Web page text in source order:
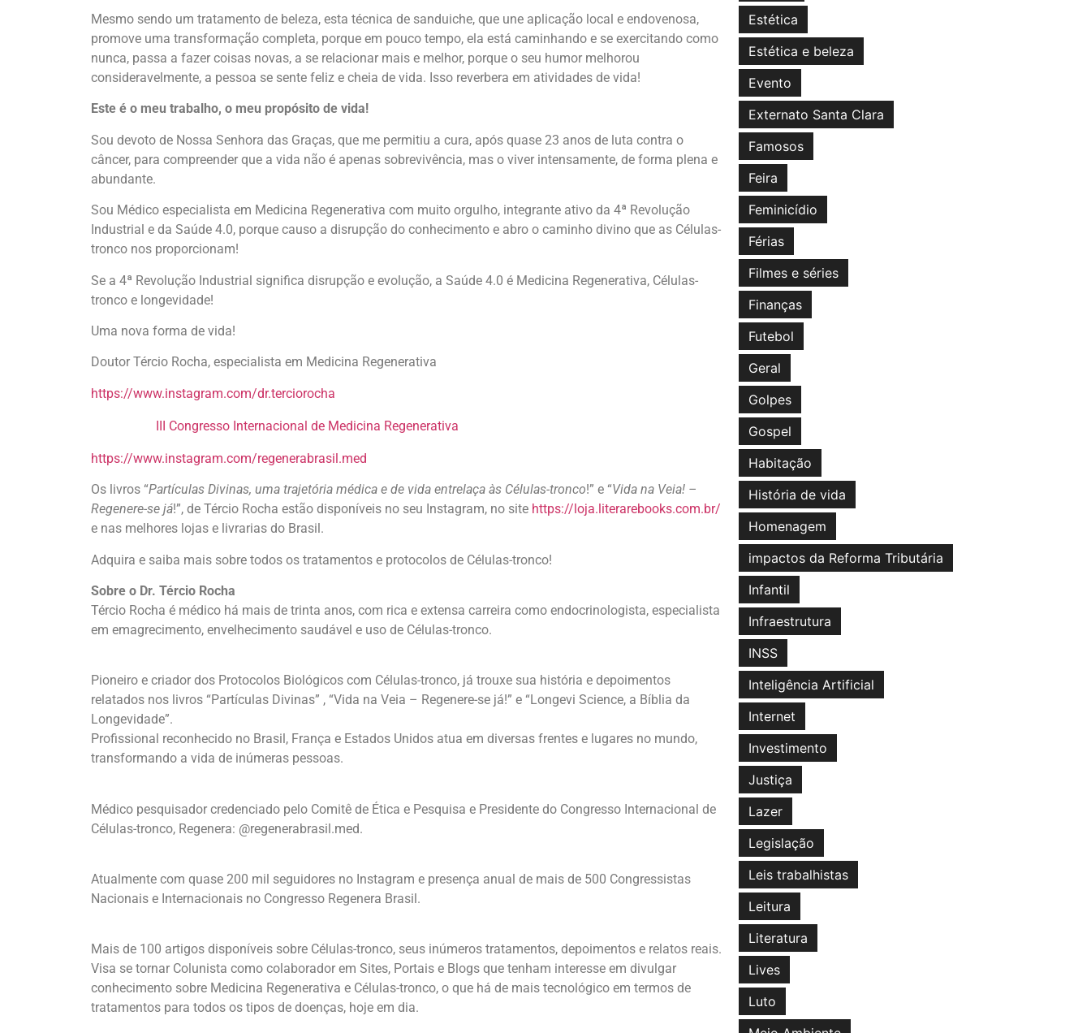
Mesmo sendo um tratamento de beleza, esta técnica de sanduiche, que une aplicação local e endovenosa,
promove uma transformação completa, porque em pouco tempo, ela está caminhando e se exercitando como
nunca, passa a fazer coisas novas, a se relacionar mais e melhor, porque o seu humor melhorou
consideravelmente, a pessoa se sente feliz e cheia de vida. Isso reverbera em atividades de vida!
Este é o meu trabalho, o meu propósito de vida!
Sou devoto de Nossa Senhora das Graças, que me permitiu a cura, após quase 23 anos de luta contra o
câncer, para compreender que a vida não é apenas sobrevivência, mas o viver intensamente, de forma plena e
abundante.
Sou Médico especialista em Medicina Regenerativa com muito orgulho, integrante ativo da 4ª Revolução
Industrial e da Saúde 4.0, porque causo a disrupção do conhecimento e abro o caminho divino que as Células-
tronco nos proporcionam!
Se a 4ª Revolução Industrial significa disrupção e evolução, a Saúde 4.0 é Medicina Regenerativa, Células-
tronco e longevidade!
Uma nova forma de vida!
Doutor Tércio Rocha, especialista em Medicina Regenerativa
https://www.instagram.com/dr.terciorocha
III Congresso Internacional de Medicina Regenerativa
https://www.instagram.com/regenerabrasil.med
Os livros “Partículas Divinas, uma trajetória médica e de vida entrelaça às Células-tronco!” e “Vida na Veia! –
Regenere-se já!”, de Tércio Rocha estão disponíveis no seu Instagram, no site https://loja.literarebooks.com.br/
e nas melhores lojas e livrarias do Brasil.
Adquira e saiba mais sobre todos os tratamentos e protocolos de Células-tronco!
Sobre o Dr. Tércio Rocha
Tércio Rocha é médico há mais de trinta anos, com rica e extensa carreira como endocrinologista, especialista
em emagrecimento, envelhecimento saudável e uso de Células-tronco.
Pioneiro e criador dos Protocolos Biológicos com Células-tronco, já trouxe sua história e depoimentos
relatados nos livros “Partículas Divinas” , “Vida na Veia – Regenere-se já!” e “Longevi Science, a Bíblia da
Longevidade”.
Profissional reconhecido no Brasil, França e Estados Unidos atua em diversas frentes e lugares no mundo,
transformando a vida de inúmeras pessoas.
Médico pesquisador credenciado pelo Comitê de Ética e Pesquisa e Presidente do Congresso Internacional de
Células-tronco, Regenera: @regenerabrasil.med.
Atualmente com quase 200 mil seguidores no Instagram e presença anual de mais de 500 Congressistas
Nacionais e Internacionais no Congresso Regenera Brasil.
Mais de 100 artigos disponíveis sobre Células-tronco, seus inúmeros tratamentos, depoimentos e relatos reais.
Visa se tornar Colunista como colaborador em Sites, Portais e Blogs que tenham interesse em divulgar
conhecimento sobre Medicina Regenerativa e Células-tronco, o que há de mais tecnológico em termos de
tratamentos para todos os tipos de doenças, hoje em dia.
Estética
Estética e beleza
Evento
Externato Santa Clara
Famosos
Feira
Feminicídio
Férias
Filmes e séries
Finanças
Futebol
Geral
Golpes
Gospel
Habitação
História de vida
Homenagem
impactos da Reforma Tributária
Infantil
Infraestrutura
INSS
Inteligência Artificial
Internet
Investimento
Justiça
Lazer
Legislação
Leis trabalhistas
Leitura
Literatura
Lives
Luto